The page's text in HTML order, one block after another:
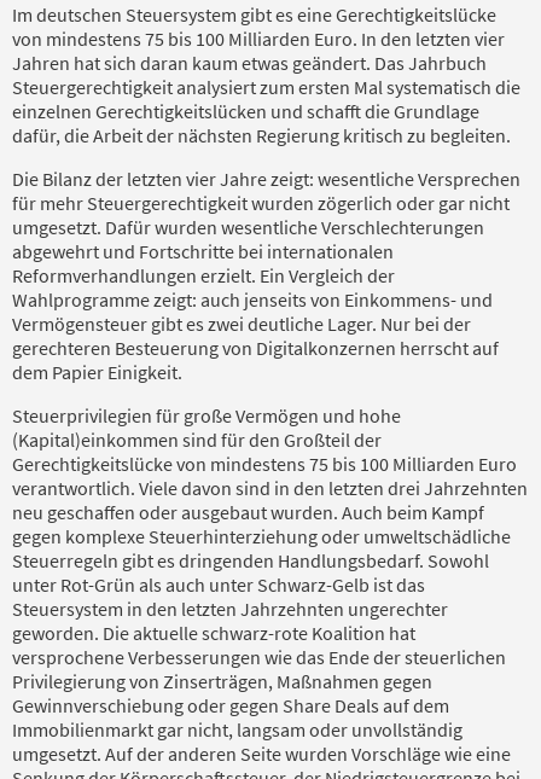
Im deutschen Steuersystem gibt es eine Gerechtigkeitslücke
von mindestens 75 bis 100 Milliarden Euro. In den letzten vier
Jahren hat sich daran kaum etwas geändert. Das Jahrbuch
Steuergerechtigkeit analysiert zum ersten Mal systematisch die
einzelnen Gerechtigkeitslücken und schafft die Grundlage
dafür, die Arbeit der nächsten Regierung kritisch zu begleiten.
Die Bilanz der letzten vier Jahre zeigt: wesentliche Versprechen
für mehr Steuergerechtigkeit wurden zögerlich oder gar nicht
umgesetzt. Dafür wurden wesentliche Verschlechterungen
abgewehrt und Fortschritte bei internationalen
Reformverhandlungen erzielt. Ein Vergleich der
Wahlprogramme zeigt: auch jenseits von Einkommens- und
Vermögensteuer gibt es zwei deutliche Lager. Nur bei der
gerechteren Besteuerung von Digitalkonzernen herrscht auf
dem Papier Einigkeit.
Steuerprivilegien für große Vermögen und hohe
(Kapital)einkommen sind für den Großteil der
Gerechtigkeitslücke von mindestens 75 bis 100 Milliarden Euro
verantwortlich. Viele davon sind in den letzten drei Jahrzehnten
neu geschaffen oder ausgebaut wurden. Auch beim Kampf
gegen komplexe Steuerhinterziehung oder umweltschädliche
Steuerregeln gibt es dringenden Handlungsbedarf. Sowohl
unter Rot-Grün als auch unter Schwarz-Gelb ist das
Steuersystem in den letzten Jahrzehnten ungerechter
geworden. Die aktuelle schwarz-rote Koalition hat
versprochene Verbesserungen wie das Ende der steuerlichen
Privilegierung von Zinserträgen, Maßnahmen gegen
Gewinnverschiebung oder gegen Share Deals auf dem
Immobilienmarkt gar nicht, langsam oder unvollständig
umgesetzt. Auf der anderen Seite wurden Vorschläge wie eine